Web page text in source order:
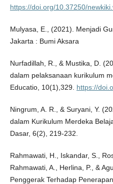
https://doi.org/10.37250/
Mulyasa, E., (2021). Menjadi
Jakarta : Bumi Aksara
Nurfadillah, R., & Mustika, D.
dalam pelaksanaan kurikulum
Educatio, 10(1),329. https://
Ningrum, A. R., & Suryani, Y.
dalam Kurikulum Merdeka
Dasar, 6(2), 219-232.
Rahmawati, H., Iskandar, S.,
Rahmawati, A., Herlina, P., &
Penggerak Terhadap